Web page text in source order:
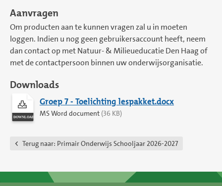
Aanvragen
Om producten aan te kunnen vragen zal u in moeten
loggen. Indien u nog geen gebruikersaccount heeft, neem
dan contact op met Natuur- & Milieueducatie Den Haag of
met de contactpersoon binnen uw onderwijsorganisatie.
Downloads
Groep 7 - Toelichting lespakket.docx
MS Word document (36 KB)
Terug naar: Primair Onderwijs Schooljaar 2026-2027